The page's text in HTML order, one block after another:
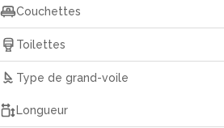
Couchettes
Toilettes
Type de grand-voile
Longueur